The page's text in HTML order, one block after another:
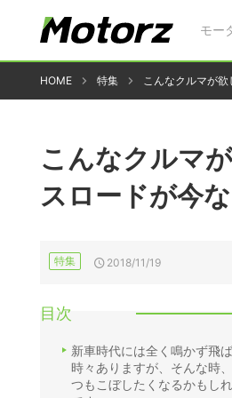
モー
HOME 特集 こんなクルマが
こんなクルマ
スロードが今
特集 2018/11/19
目次
新車時代には全く鳴かず飛
時々ありますが、そんな時
つもこぼしたくなるかもし